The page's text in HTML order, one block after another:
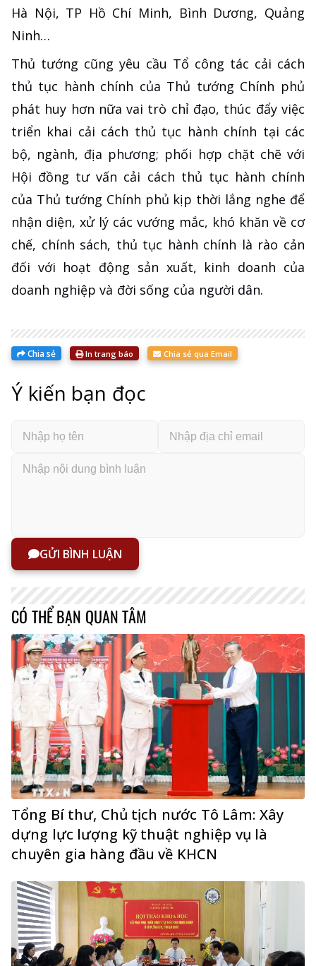
Hà Nội, TP Hồ Chí Minh, Bình Dương, Quảng
Ninh…
Thủ tướng cũng yêu cầu Tổ công tác cải cách
thủ tục hành chính của Thủ tướng Chính phủ
phát huy hơn nữa vai trò chỉ đạo, thúc đẩy việc
triển khai cải cách thủ tục hành chính tại các
bộ, ngành, địa phương; phối hợp chặt chẽ với
Hội đồng tư vấn cải cách thủ tục hành chính
của Thủ tướng Chính phủ kịp thời lắng nghe để
nhận diện, xử lý các vướng mắc, khó khăn về cơ
chế, chính sách, thủ tục hành chính là rào cản
đối với hoạt động sản xuất, kinh doanh của
doanh nghiệp và đời sống của người dân.
Chia sẻ In trang báo Chia sẻ qua Email
Ý kiến bạn đọc
GỬI BÌNH LUẬN
CÓ THỂ BẠN QUAN TÂM
Tổng Bí thư, Chủ tịch nước Tô Lâm: Xây
dựng lực lượng kỹ thuật nghiệp vụ là
chuyên gia hàng đầu về KHCN